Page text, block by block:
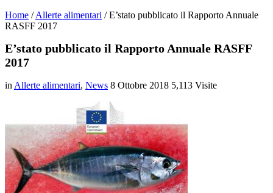
Home / Allerte alimentari / E’stato pubblicato il Rapporto Annuale
RASFF 2017
E’stato pubblicato il Rapporto Annuale RASFF
2017
in Allerte alimentari, News 8 Ottobre 2018 5,113 Visite